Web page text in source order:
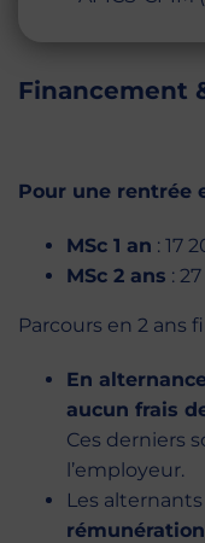
Financement
Pour une rentrée
MSc 1 an : 17
MSc 2 ans :
Parcours en 2 ans
En
aucun frais
Ces derniers
l’employeur.
Les
rémunération